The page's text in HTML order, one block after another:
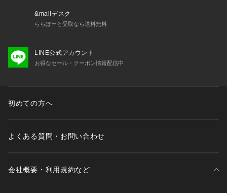
デザイナー 菊池武夫の世界観を凝縮した、男の色気と遊び心
カーをアイコンにして今シーズンスタート。
若干製品と画像のカラーが異なる場合もございます。
&mallデスク
ららぽーと受取なら送料無料
LINE公式アカウント
お得なセール・クーポン情報配信中
初めての方へ
よくある質問・お問い合わせ
会社概要・利用規約など